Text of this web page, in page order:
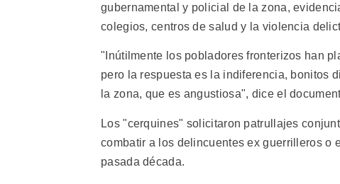
gubernamental y policial de la zona,
colegios, centros de salud y la violencia
"Inútilmente los pobladores fronterizos han
pero la respuesta es la indiferencia, bonitos
la zona, que es angustiosa", dice el
Los "cerquines" solicitaron patrullajes
combatir a los delincuentes ex guerrilleros o
pasada década.